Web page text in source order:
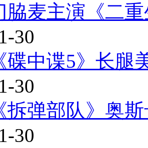
脇麦主演《二
30
碟中谍5》长腿
30
拆弹部队》奥
30